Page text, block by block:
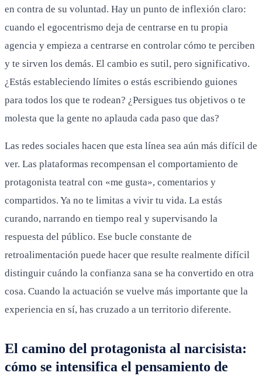
en contra de su voluntad. Hay un punto de inflexión claro:
cuando el egocentrismo deja de centrarse en tu propia
agencia y empieza a centrarse en controlar cómo te perciben
y te sirven los demás. El cambio es sutil, pero significativo.
¿Estás estableciendo límites o estás escribiendo guiones
para todos los que te rodean? ¿Persigues tus objetivos o te
molesta que la gente no aplauda cada paso que das?
Las redes sociales hacen que esta línea sea aún más difícil de
ver. Las plataformas recompensan el comportamiento de
protagonista teatral con «me gusta», comentarios y
compartidos. Ya no te limitas a vivir tu vida. La estás
curando, narrando en tiempo real y supervisando la
respuesta del público. Ese bucle constante de
retroalimentación puede hacer que resulte realmente difícil
distinguir cuándo la confianza sana se ha convertido en otra
cosa. Cuando la actuación se vuelve más importante que la
experiencia en sí, has cruzado a un territorio diferente.
El camino del protagonista al narcisista:
cómo se intensifica el pensamiento de